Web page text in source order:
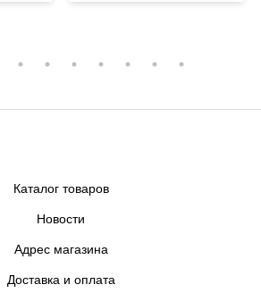
Каталог товаров
Новости
Адрес магазина
Доставка и оплата